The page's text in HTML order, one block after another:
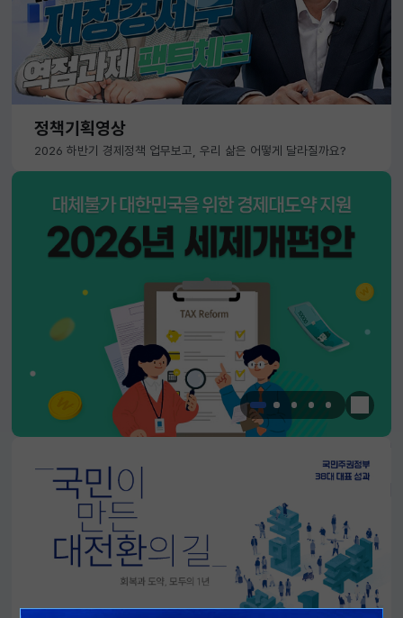
정책기획영상
2026 하반기 경제정책 업무보고, 우리 삶은 어떻게 달라질까요?
한눈에